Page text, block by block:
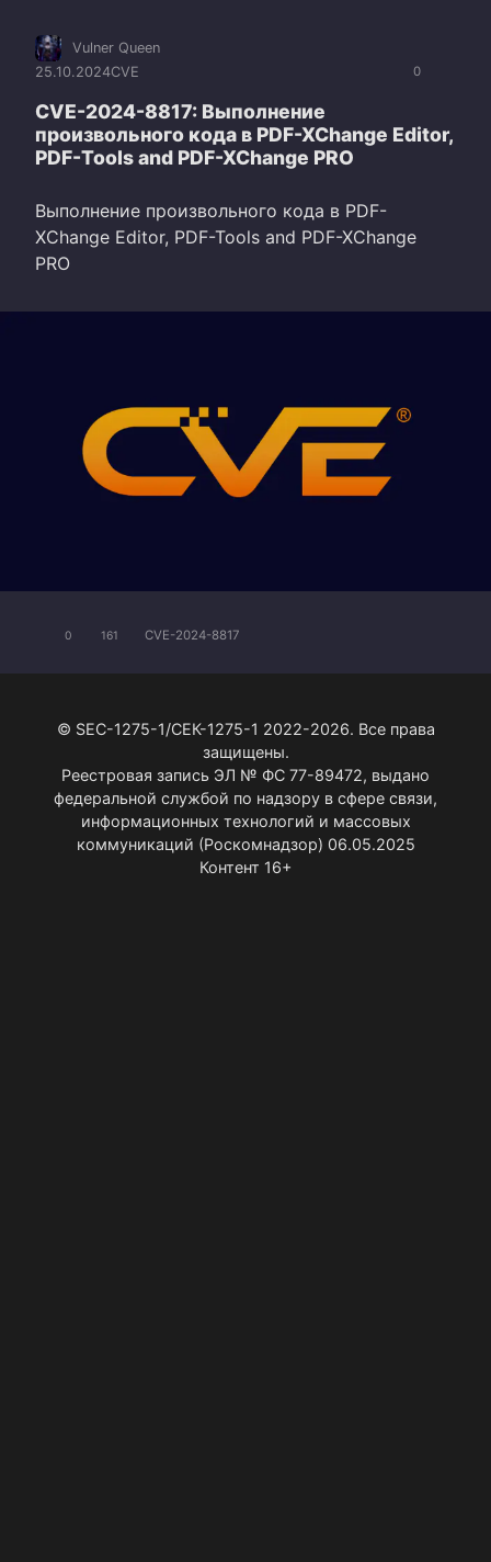
0
Vulner Queen
25.10.2024CVE
CVE-2024-8817: Выполнение
произвольного кода в PDF-XChange Editor,
PDF-Tools and PDF-XChange PRO
Выполнение произвольного кода в PDF-
XChange Editor, PDF-Tools and PDF-XChange
PRO
0 161 CVE-2024-8817
© SEC-1275-1/СЕК-1275-1 2022-2026. Все права
защищены.
Реестровая запись ЭЛ № ФС 77-89472, выдано
федеральной службой по надзору в сфере связи,
информационных технологий и массовых
коммуникаций (Роскомнадзор) 06.05.2025
Контент 16+